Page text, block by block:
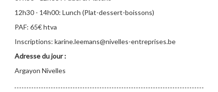
12h30 - 14h00: Lunch (Plat-dessert-boissons)
PAF: 65€ htva
Inscriptions: karine.leemans@nivelles-entreprises.be
Adresse du jour :
Argayon Nivelles